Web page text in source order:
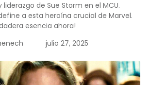
liderazgo de Sue Storm en el MCU.
a esta heroína crucial de Marvel.
esencia ahora!
julio 27, 2025